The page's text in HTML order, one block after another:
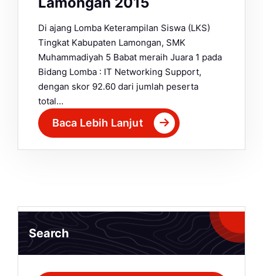
Di ajang Lomba Keterampilan Siswa (LKS)
Tingkat Kabupaten Lamongan, SMK
Muhammadiyah 5 Babat meraih Juara 1 pada
Bidang Lomba : IT Networking Support,
dengan skor 92.60 dari jumlah peserta
total…
Baca Lebih Lanjut
Search